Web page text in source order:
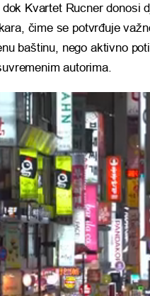
Kvartet Rucner donosi
čime se potvrđuje
baštinu, nego aktivno
autorima.